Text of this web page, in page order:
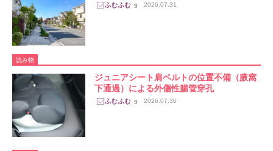
9 2026.07.31
読み物
ジュニアシート肩ベルトの位置不備（腋窩
下通過）による外傷性腸管穿孔
9 2026.07.30